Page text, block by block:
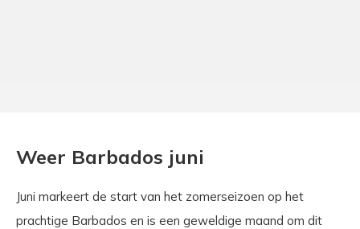
Weer Barbados juni
Juni markeert de start van het zomerseizoen op het
prachtige Barbados en is een geweldige maand om dit